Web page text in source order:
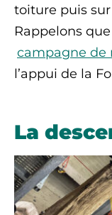
toiture puis sur
Rappelons
campagne de
l’appui de la
La